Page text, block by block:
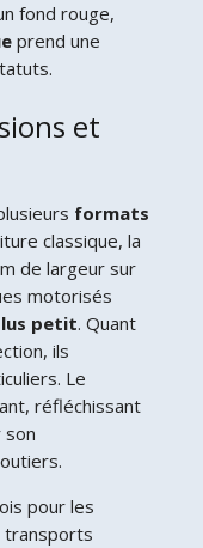
fond rouge,
prend une
et
formats
classique, la
de largeur sur
motorisés
petit. Quant
ils
Le
réfléchissant
son
pour les
transports